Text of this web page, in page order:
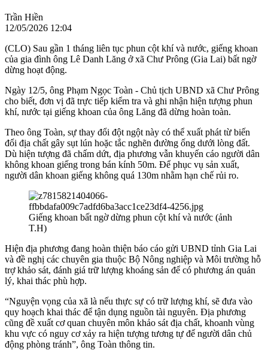
Trần Hiền
12/05/2026 12:04
(CLO) Sau gần 1 tháng liên tục phun cột khí và nước, giếng khoan
của gia đình ông Lê Danh Lăng ở xã Chư Prông (Gia Lai) bất ngờ
dừng hoạt động.
Ngày 12/5, ông Phạm Ngọc Toàn - Chủ tịch UBND xã Chư Prông
cho biết, đơn vị đã trực tiếp kiểm tra và ghi nhận hiện tượng phun
khí, nước tại giếng khoan của ông Lăng đã dừng hoàn toàn.
Theo ông Toàn, sự thay đổi đột ngột này có thể xuất phát từ biến
đổi địa chất gây sụt lún hoặc tắc nghẽn đường ống dưới lòng đất.
Dù hiện tượng đã chấm dứt, địa phương vẫn khuyến cáo người dân
không khoan giếng trong bán kính 50m. Để phục vụ sản xuất,
người dân khoan giếng không quá 130m nhằm hạn chế rủi ro.
Giếng khoan bất ngờ dừng phun cột khí và nước (ảnh
T.H)
Hiện địa phương đang hoàn thiện báo cáo gửi UBND tỉnh Gia Lai
và đề nghị các chuyên gia thuộc Bộ Nông nghiệp và Môi trường hỗ
trợ khảo sát, đánh giá trữ lượng khoáng sản để có phương án quản
lý, khai thác phù hợp.
“Nguyện vọng của xã là nếu thực sự có trữ lượng khí, sẽ đưa vào
quy hoạch khai thác để tận dụng nguồn tài nguyên. Địa phương
cũng đề xuất cơ quan chuyên môn khảo sát địa chất, khoanh vùng
khu vực có nguy cơ xảy ra hiện tượng tương tự để người dân chủ
động phòng tránh”, ông Toàn thông tin.